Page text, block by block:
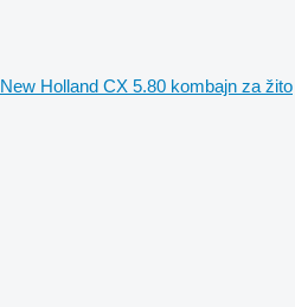
New Holland CX 5.80 kombajn za žito